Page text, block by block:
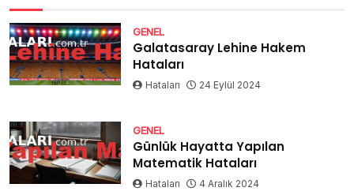
GENEL
Galatasaray Lehine Hakem
Hataları
Hataları 24 Eylül 2024
GENEL
Günlük Hayatta Yapılan
Matematik Hataları
Hataları 4 Aralık 2024